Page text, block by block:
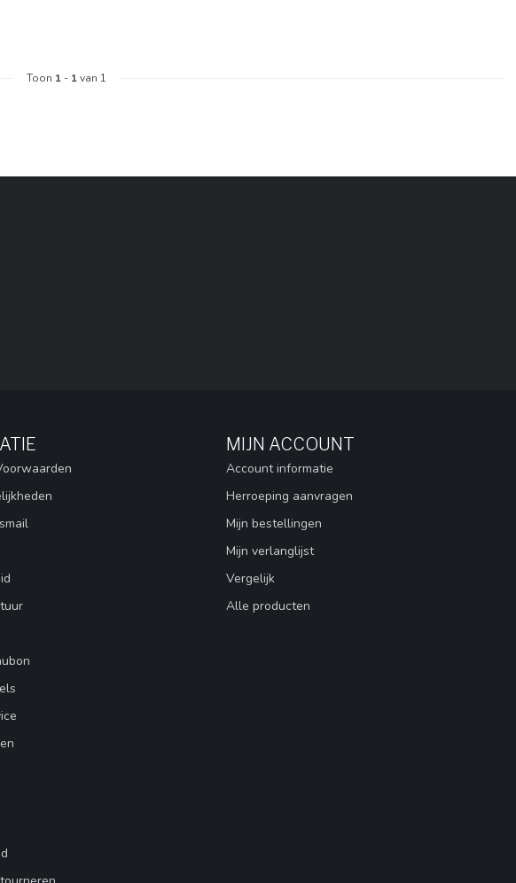
Toon 1 - 1van 1
MIJN ACCOUNT
Account informatie
Herroeping aanvragen
Mijn bestellingen
Mijn verlanglijst
Vergelijk
Alle producten